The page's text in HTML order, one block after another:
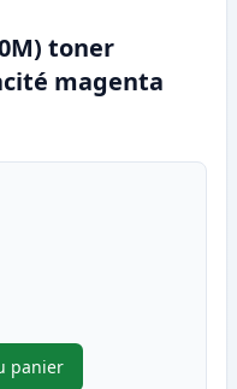
toner
magenta
panier
Brother TN135M (TN130M)